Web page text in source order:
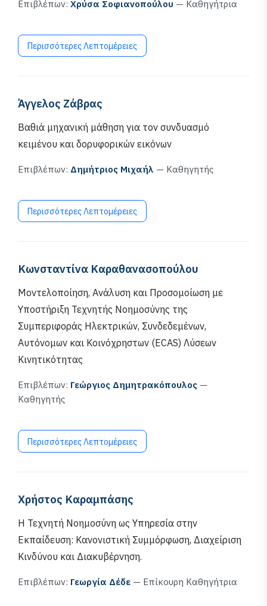
Επιβλέπων: Χρύσα Σοφιανοπούλου — Καθηγήτρια
Περισσότερες Λεπτομέρειες
Άγγελος Ζάβρας
Βαθιά μηχανική μάθηση για τον συνδυασμό
κειμένου και δορυφορικών εικόνων
Επιβλέπων: Δημήτριος Μιχαήλ — Καθηγητής
Περισσότερες Λεπτομέρειες
Κωνσταντίνα Καραθανασοπούλου
Μοντελοποίηση, Ανάλυση και Προσομοίωση με
Υποστήριξη Τεχνητής Νοημοσύνης της
Συμπεριφοράς Ηλεκτρικών, Συνδεδεμένων,
Αυτόνομων και Κοινόχρηστων (ECAS) Λύσεων
Κινητικότητας
Επιβλέπων: Γεώργιος Δημητρακόπουλος —
Καθηγητής
Περισσότερες Λεπτομέρειες
Χρήστος Καραμπάσης
Η Τεχνητή Νοημοσύνη ως Υπηρεσία στην
Εκπαίδευση: Κανονιστική Συμμόρφωση, Διαχείριση
Κινδύνου και Διακυβέρνηση.
Επιβλέπων: Γεωργία Δέδε — Επίκουρη Καθηγήτρια